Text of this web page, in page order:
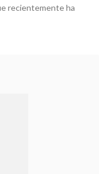
recientemente ha